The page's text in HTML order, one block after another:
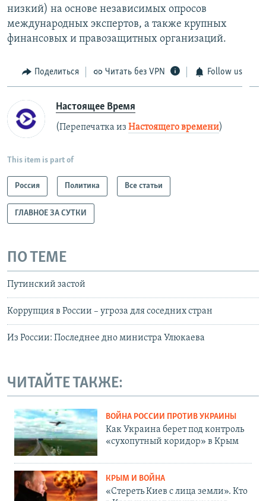
низкий) на основе независимых опросов
международных экспертов, а также крупных
финансовых и правозащитных организаций.
Поделиться Читать без VPN Follow us
Настоящее Время
(Перепечатка из Настоящего времени)
This item is part of
Россия Политика Все статьи
ГЛАВНОЕ ЗА СУТКИ
ПО ТЕМЕ
Путинский застой
Коррупция в России – угроза для соседних стран
Из России: Последнее дно министра Улюкаева
ЧИТАЙТЕ ТАКЖЕ:
ВОЙНА РОССИИ ПРОТИВ УКРАИНЫ
Как Украина берет под контроль
«сухопутный коридор» в Крым
КРЫМ И ВОЙНА
«Стереть Киев с лица земли». Кто